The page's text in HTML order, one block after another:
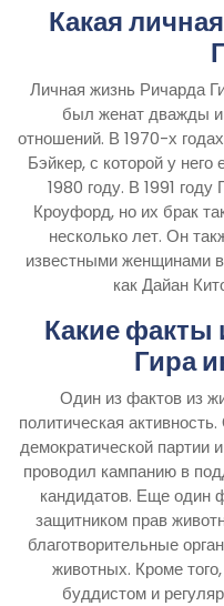
Какая
Личная жизнь Ричарда
был женат дважды и
отношений. В 1970-х
Бэйкер, с которой у
1980 году. В 1991
Кроуфорд, но их брак
несколько лет. Он
известными женщинами
как Дайан
Какие факты
Гира
Один из фактов из
политическая
демократической партии
проводил кампанию в
кандидатов. Еще один
защитником прав
благотворительные
животных. Кроме
буддистом и